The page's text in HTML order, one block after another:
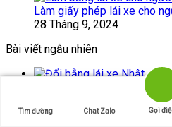
Làm giấy phép lái xe cho
28 Tháng 9, 2024
Bài viết ngẫu nhiên
Đổi bằng lái xe Nhật sang
Tìm đường Chat Zalo Gọi